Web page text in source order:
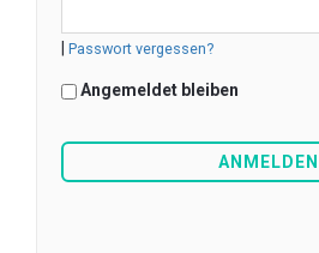
Passwort vergessen?
Angemeldet bleiben